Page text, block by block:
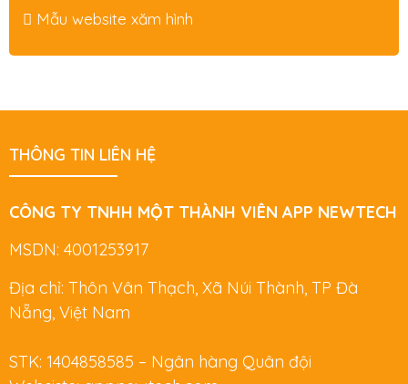
Mẫu website xăm hình
THÔNG TIN LIÊN HỆ
CÔNG TY TNHH MỘT THÀNH VIÊN APP NEWTECH
MSDN: 4001253917
Địa chỉ: Thôn Vân Thạch, Xã Núi Thành, TP Đà
Nẵng, Việt Nam
STK: 1404858585 – Ngân hàng Quân đội